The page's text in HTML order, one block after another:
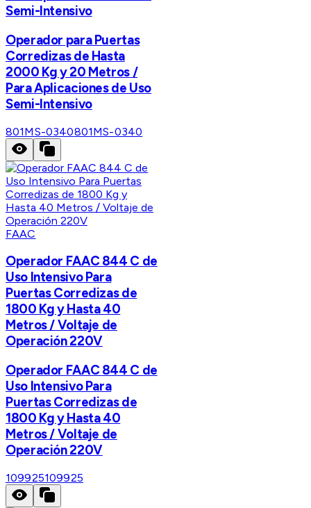
Semi-Intensivo
Operador para Puertas
Corredizas de Hasta
2000 Kg y 20 Metros /
Para Aplicaciones de Uso
Semi-Intensivo
801MS-0340801MS-0340
FAAC
Operador FAAC 844 C de
Uso Intensivo Para
Puertas Corredizas de
1800 Kg y Hasta 40
Metros / Voltaje de
Operación 220V
Operador FAAC 844 C de
Uso Intensivo Para
Puertas Corredizas de
1800 Kg y Hasta 40
Metros / Voltaje de
Operación 220V
109925109925